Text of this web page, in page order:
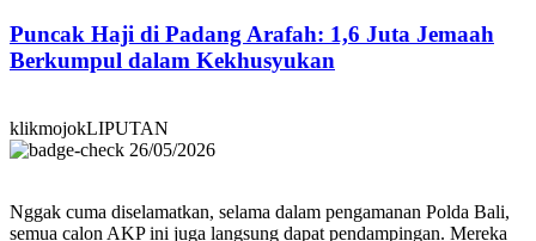
Puncak Haji di Padang Arafah: 1,6 Juta Jemaah
Berkumpul dalam Kekhusyukan
klikmojokLIPUTAN
26/05/2026
Nggak cuma diselamatkan, selama dalam pengamanan Polda Bali,
semua calon AKP ini juga langsung dapat pendampingan. Mereka